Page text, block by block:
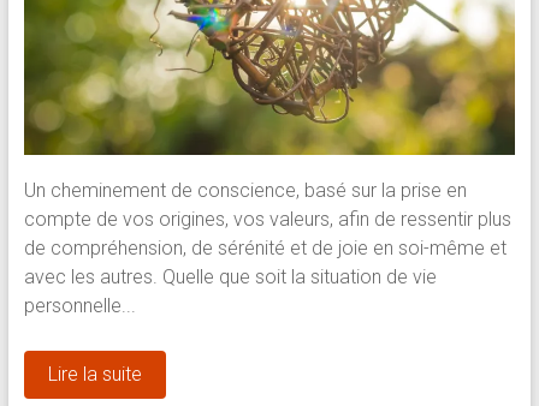
Un cheminement de conscience, basé sur la prise en
compte de vos origines, vos valeurs, afin de ressentir plus
de compréhension, de sérénité et de joie en soi-même et
avec les autres. Quelle que soit la situation de vie
personnelle...
Lire la suite